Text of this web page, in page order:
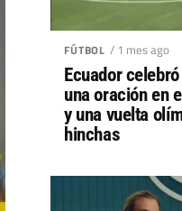
FÚTBOL / 1 mes ago
Ecuador
una oración en
y una vuelta
hinchas